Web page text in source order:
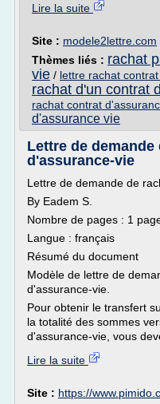
Lire la suite
Site : modele2lettre.com
Thèmes liés : rachat
vie / lettre rachat
rachat d'un contrat
rachat contrat
d'assurance vie
Lettre de
d'assurance-vie
Lettre de demande de
By Eadem S.
Nombre de pages : 1
Langue : français
Résumé du document
Modèle de lettre de
d'assurance-vie.
Pour obtenir le transfert
la totalité des sommes
d'assurance-vie, vous
Lire la suite
Site : https://